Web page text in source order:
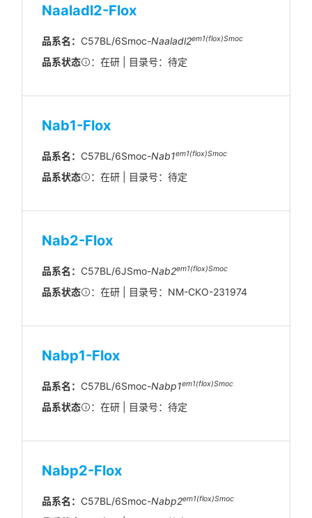
Naaladl2-Flox
品系名： C57BL/6Smoc-Naaladl2em1(flox)Smoc
品系状态 ：在研 | 目录号：待定
Nab1-Flox
品系名： C57BL/6Smoc-Nab1em1(flox)Smoc
品系状态 ：在研 | 目录号：待定
Nab2-Flox
品系名： C57BL/6JSmo-Nab2em1(flox)Smoc
品系状态 ：在研 | 目录号：NM-CKO-231974
Nabp1-Flox
品系名： C57BL/6Smoc-Nabp1em1(flox)Smoc
品系状态 ：在研 | 目录号：待定
Nabp2-Flox
品系名： C57BL/6Smoc-Nabp2em1(flox)Smoc